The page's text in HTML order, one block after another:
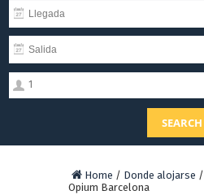
1
SEARCH
Home / Donde alojarse /
Opium Barcelona